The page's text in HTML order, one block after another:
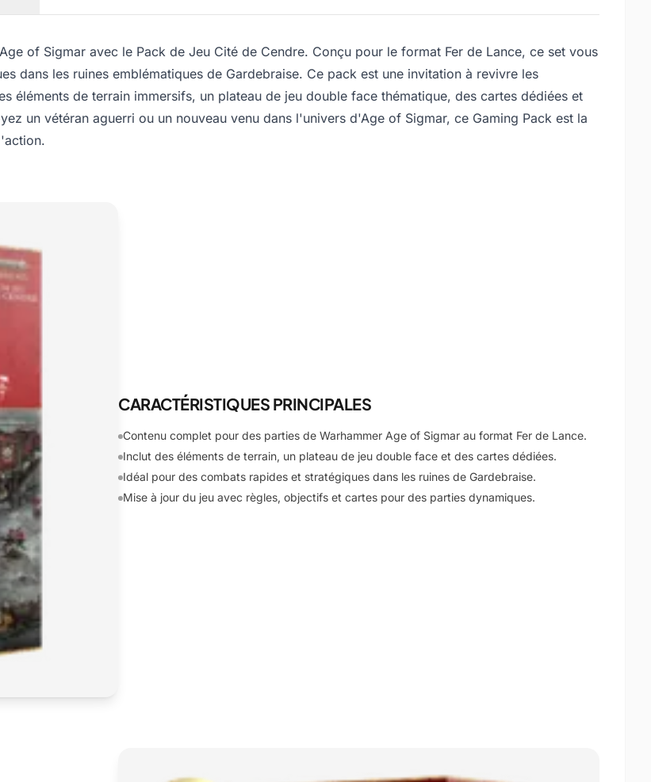
of Sigmar avec le Pack de Jeu Cité de Cendre. Conçu pour le format Fer de Lance, ce set vous
dans les ruines emblématiques de Gardebraise. Ce pack est une invitation à revivre les
éléments de terrain immersifs, un plateau de jeu double face thématique, des cartes dédiées et
un vétéran aguerri ou un nouveau venu dans l'univers d'Age of Sigmar, ce Gaming Pack est la
CARACTÉRISTIQUES PRINCIPALES
Contenu complet pour des parties de Warhammer Age of Sigmar au format Fer de Lance.
Inclut des éléments de terrain, un plateau de jeu double face et des cartes dédiées.
Idéal pour des combats rapides et stratégiques dans les ruines de Gardebraise.
Mise à jour du jeu avec règles, objectifs et cartes pour des parties dynamiques.